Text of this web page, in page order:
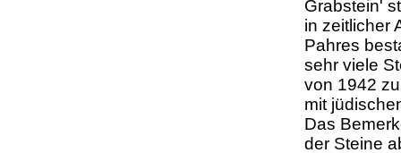
Grabstein'
in zeitlicher
Pahres
sehr viele
von 1942
mit
Das
der Steine